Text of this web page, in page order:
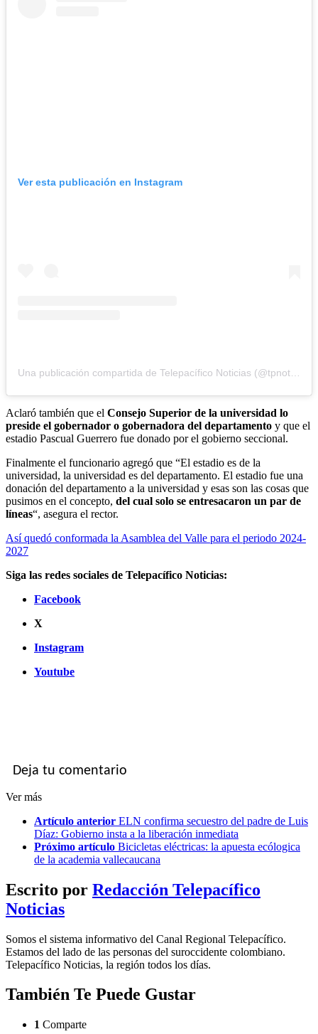
Ver esta publicación en Instagram
Aclaró también que el Consejo Superior de la universidad lo
preside el gobernador o gobernadora del departamento y que el
estadio Pascual Guerrero fue donado por el gobierno seccional.
Finalmente el funcionario agregó que “El estadio es de la
universidad, la universidad es del departamento. El estadio fue una
donación del departamento a la universidad y esas son las cosas que
pusimos en el concepto, del cual solo se entresacaron un par de
líneas“, asegura el rector.
Así quedó conformada la Asamblea del Valle para el periodo 2024-
2027
Siga las redes sociales de Telepacífico Noticias:
Facebook
X
Instagram
Youtube
Deja tu comentario
Ver más
Artículo anterior ELN confirma secuestro del padre de Luis
Díaz: Gobierno insta a la liberación inmediata
Próximo artículo Bicicletas eléctricas: la apuesta ecólogica
de la academia vallecaucana
Escrito por Redacción Telepacífico
Noticias
Somos el sistema informativo del Canal Regional Telepacífico.
Estamos del lado de las personas del suroccidente colombiano.
Telepacífico Noticias, la región todos los días.
También Te Puede Gustar
1 Comparte